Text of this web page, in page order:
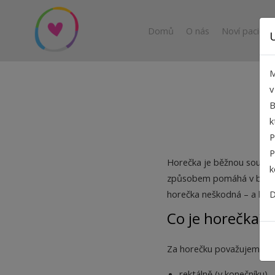
Domů O nás Noví pacienti
Horečka je běžnou
způsobem pomáhá v
horečka neškodná – a
Co je horečka?
Za horečku považujeme